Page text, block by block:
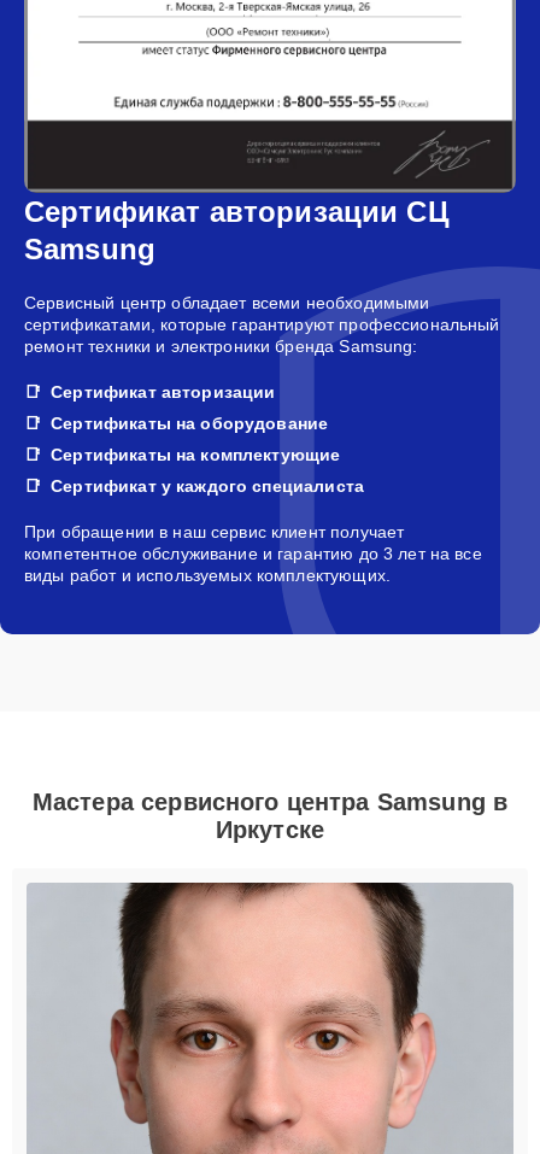
Сертификат авторизации СЦ
Samsung
Сервисный центр обладает всеми необходимыми
сертификатами, которые гарантируют профессиональный
ремонт техники и электроники бренда Samsung:
Сертификат авторизации
Сертификаты на оборудование
Сертификаты на комплектующие
Сертификат у каждого специалиста
При обращении в наш сервис клиент получает
компетентное обслуживание и гарантию до 3 лет на все
виды работ и используемых комплектующих.
Мастера сервисного центра Samsung в
Иркутске